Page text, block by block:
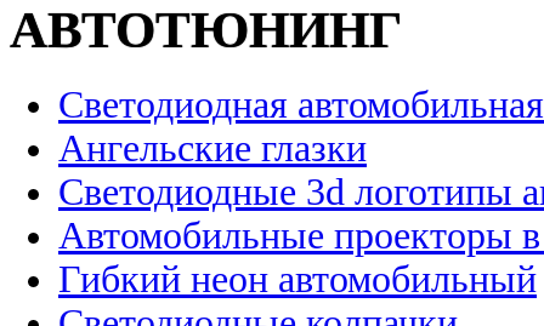
АВТОТЮНИНГ
Светодиодная
Ангельские глазки
Светодиодные 3d логотипы
Автомобильные проекторы
Гибкий неон автомобильный